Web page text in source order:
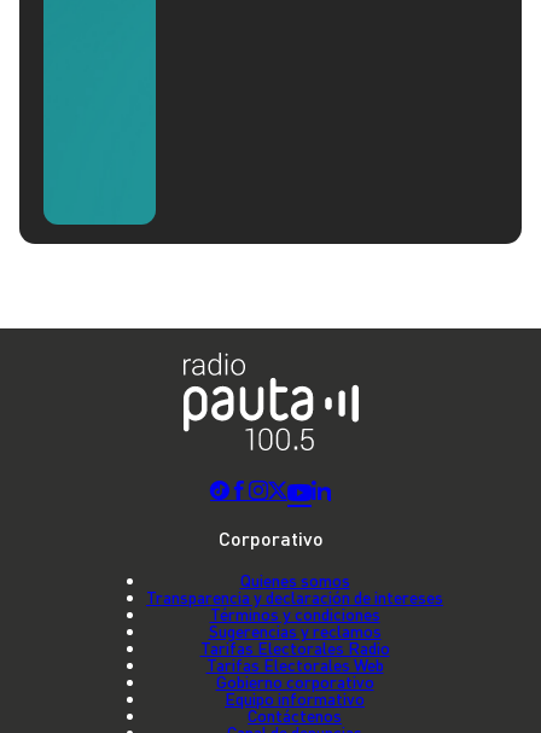
Corporativo
Quienes somos
Transparencia y declaración de intereses
Términos y condiciones
Sugerencias y reclamos
Tarifas Electorales Radio
Tarifas Electorales Web
Gobierno corporativo
Equipo informativo
Contáctenos